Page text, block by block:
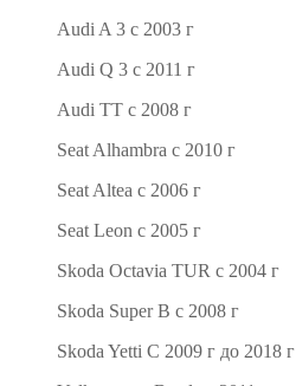
Audi A 3 с 2003 г
Audi Q 3 с 2011 г
Audi TT с 2008 г
Seat Alhambra с 2010 г
Seat Altea с 2006 г
Seat Leon с 2005 г
Skoda Octavia TUR с 2004 г
Skoda Super B с 2008 г
Skoda Yetti С 2009 г до 2018 г